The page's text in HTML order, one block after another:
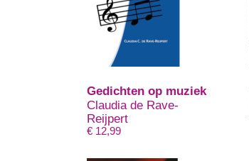
Gedichten op muziek
Claudia de Rave-
Reijpert
€ 12,99